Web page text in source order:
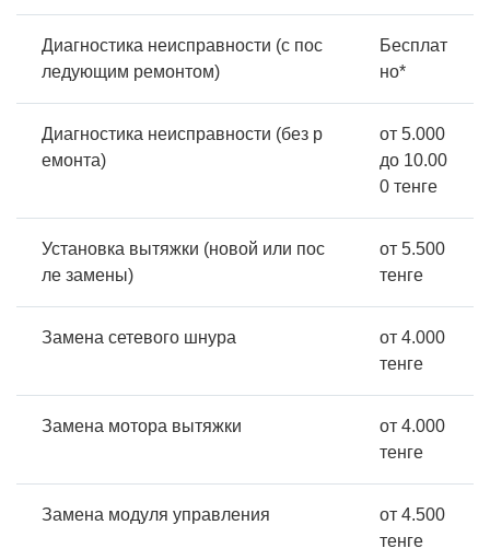
Диагностика неисправности (с пос
ледующим ремонтом)
Бесплат
но*
Диагностика неисправности (без р
емонта)
от 5.000
до 10.00
0 тенге
Установка вытяжки (новой или пос
ле замены)
от 5.500
тенге
Замена сетевого шнура
от 4.000
тенге
Замена мотора вытяжки
от 4.000
тенге
Замена модуля управления
от 4.500
тенге